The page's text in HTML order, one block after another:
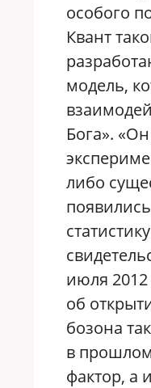
особого
Квант
модель,
Бога».
либо
июля
об
бозона
в
фактор, а